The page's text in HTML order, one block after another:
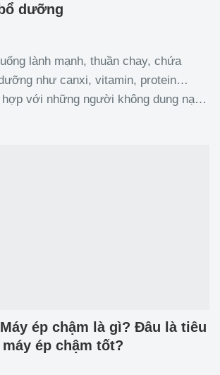
dưỡng
lành mạnh, thuần chay, chứa
như canxi, vitamin, protein…
với những người không dung nạp
ép chậm là gì? Đâu là tiêu
ép chậm tốt?